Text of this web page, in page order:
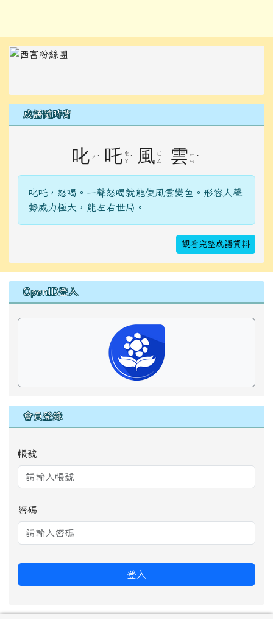
左邊區域內容
成語隨時背
叱 ㄔ ˋ 吒 ㄓ
ㄚ ˋ 風 ㄈ
ㄥ
雲 ㄩ
ㄣ ˊ
叱吒，怒喝。一聲怒喝就能使風雲變色。形容人聲
勢威力極大，能左右世局。
觀看完整成語資料
右邊區域內容
OpenID登入
會員登錄
帳號
密碼
登入